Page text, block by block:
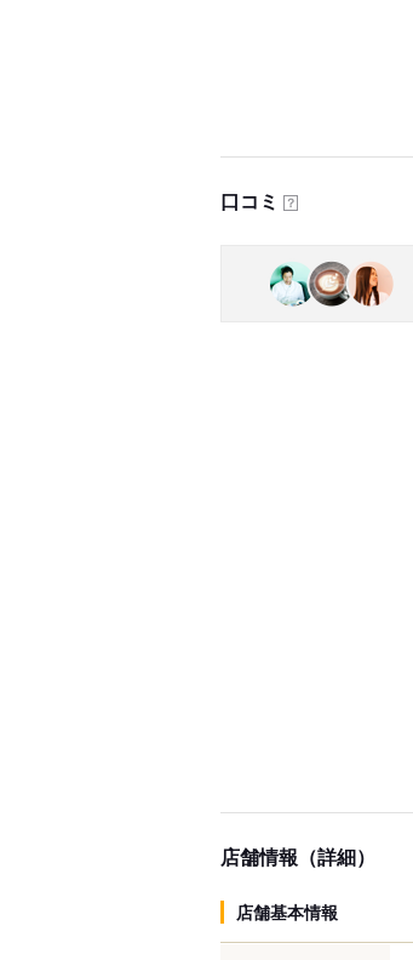
口コミ ？
店舗情報（詳細）
店舗基本情報